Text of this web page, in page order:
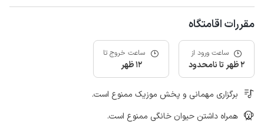
مقررات اقامتگاه
ساعت ورود از
2 ظهر تا نامحدود
ساعت خروج تا
12 ظهر
برگزاری مهمانی و پخش موزیک ممنوع است.
همراه داشتن حیوان خانگی ممنوع است.